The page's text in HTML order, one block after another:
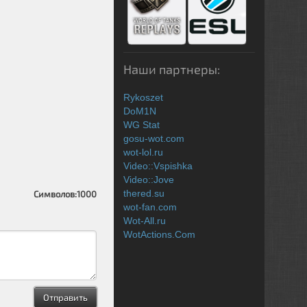
Символов:1000
Наши партнеры:
Rykoszet
DoM1N
WG Stat
gosu-wot.com
wot-lol.ru
Video::Vspishka
Video::Jove
thered.su
wot-fan.com
Wot-All.ru
WotActions.Com